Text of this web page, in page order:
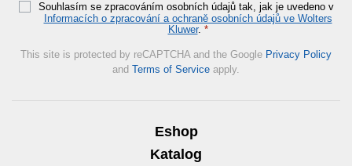
Souhlasím se zpracováním osobních údajů tak, jak je uvedeno v
Informacích o zpracování a ochraně osobních údajů ve Wolters
Kluwer. *
This site is protected by reCAPTCHA and the Google Privacy Policy
and Terms of Service apply.
Eshop
Katalog